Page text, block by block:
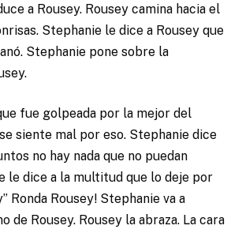
a Rousey. Rousey camina hacia el
Stephanie le dice a Rousey que
Stephanie pone sobre la
fue golpeada por la mejor del
siente mal por eso. Stephanie dice
no hay nada que no puedan
le dice a la multitud que lo deje por
Ronda Rousey! Stephanie va a
de Rousey. Rousey la abraza. La cara